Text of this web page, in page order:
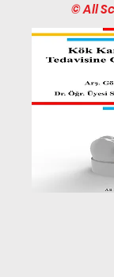
© All